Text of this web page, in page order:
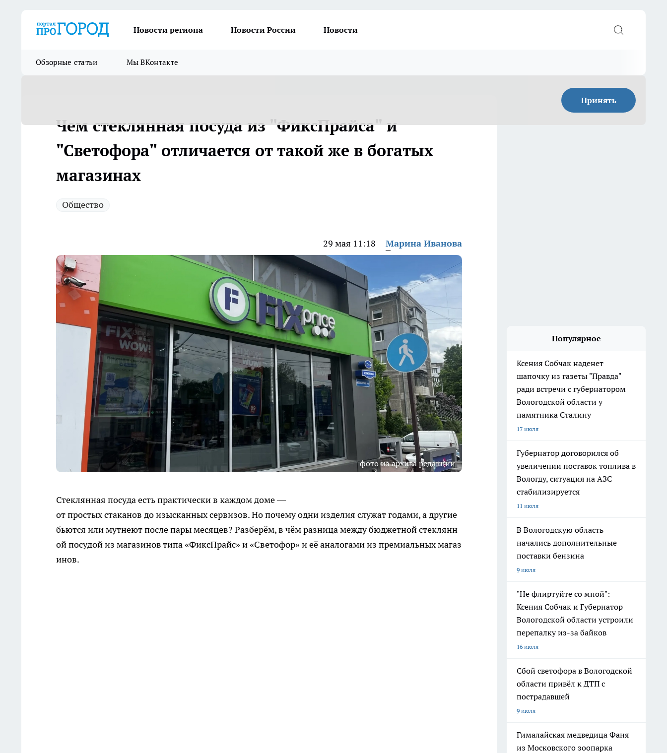
Новости региона Новости России Новости
Обзорные статьи Мы ВКонтакте
Принять
Чем стеклянная посуда из "ФиксПрайса" и
"Светофора" отличается от такой же в богатых
магазинах
Общество
29 мая 11:18 Марина Иванова
фото из архива редакции
Стеклянная посуда есть практически в каждом доме —
от простых стаканов до изысканных сервизов. Но почему одни изделия служат годами, а другие
бьются или мутнеют после пары месяцев? Разберём, в чём разница между бюджетной стеклянн
ой посудой из магазинов типа «ФиксПрайс» и «Светофор» и её аналогами из премиальных магаз
инов.
Популярное
Ксения Собчак наденет
шапочку из газеты "Правда"
ради встречи с губернатором
Вологодской области у
памятника Сталину
17 июля
Губернатор договорился об
увеличении поставок топлива в
Вологду, ситуация на АЗС
стабилизируется
11 июля
В Вологодскую область
начались дополнительные
поставки бензина
9 июля
"Не флиртуйте со мной":
Ксения Собчак и Губернатор
Вологодской области устроили
перепалку из-за байков
16 июля
Сбой светофора в Вологодской
области привёл к ДТП с
пострадавшей
9 июля
Гималайская медведица Фаня
из Московского зоопарка